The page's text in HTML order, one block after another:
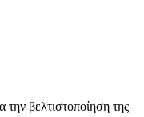
την βελτιστοποίηση της